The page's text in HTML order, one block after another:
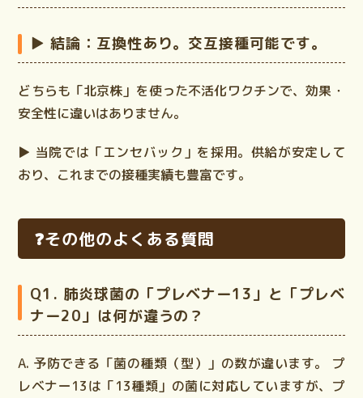
▶ 結論： 互換性あり。交互接種可能です。
どちらも「北京株」を使った不活化ワクチンで、効果・
安全性に違いはありません。
▶ 当院では「エンセバック」を採用。供給が安定して
おり、これまでの接種実績も豊富です。
❓️その他のよくある質問
Q1. 肺炎球菌の「プレベナー13」と「プレベ
ナー20」は何が違うの？
A. 予防できる「菌の種類（型）」の数が違います。
プ
レベナー13は「13種類」の菌に対応していますが、プ